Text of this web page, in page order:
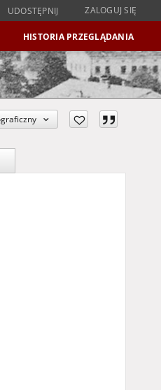
UDOSTĘPNIJ ZALOGUJ SIĘ
HISTORIA PRZEGLĄDANIA